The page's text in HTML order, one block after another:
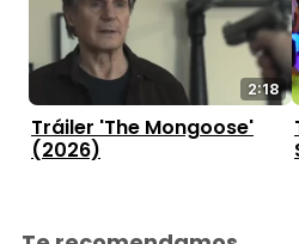
2:18
Tráiler 'The Mongoose'
(2026)